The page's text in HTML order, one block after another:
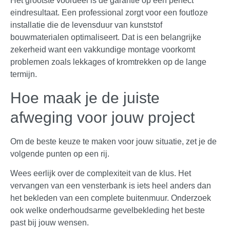
eindresultaat. Een professional zorgt voor een foutloze
installatie die de levensduur van kunststof
bouwmaterialen optimaliseert. Dat is een belangrijke
zekerheid want een vakkundige montage voorkomt
problemen zoals lekkages of kromtrekken op de lange
termijn.
Hoe maak je de juiste
afweging voor jouw project
Om de beste keuze te maken voor jouw situatie, zet je de
volgende punten op een rij.
Wees eerlijk over de complexiteit van de klus. Het
vervangen van een vensterbank is iets heel anders dan
het bekleden van een complete buitenmuur. Onderzoek
ook welke onderhoudsarme gevelbekleding het beste
past bij jouw wensen.